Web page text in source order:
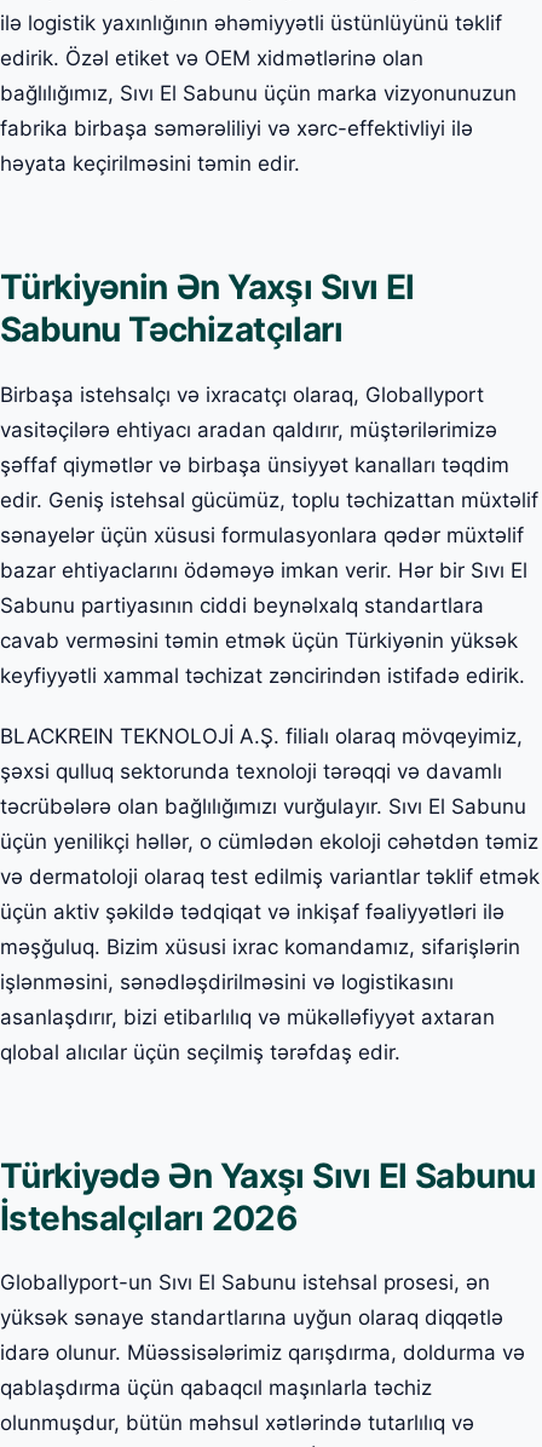
ilə logistik yaxınlığının əhəmiyyətli üstünlüyünü təklif
edirik. Özəl etiket və OEM xidmətlərinə olan
bağlılığımız, Sıvı El Sabunu üçün marka vizyonunuzun
fabrika birbaşa səmərəliliyi və xərc-effektivliyi ilə
həyata keçirilməsini təmin edir.
Türkiyənin Ən Yaxşı Sıvı El
Sabunu Təchizatçıları
Birbaşa istehsalçı və ixracatçı olaraq, Globallyport
vasitəçilərə ehtiyacı aradan qaldırır, müştərilərimizə
şəffaf qiymətlər və birbaşa ünsiyyət kanalları təqdim
edir. Geniş istehsal gücümüz, toplu təchizattan müxtəlif
sənayelər üçün xüsusi formulasyonlara qədər müxtəlif
bazar ehtiyaclarını ödəməyə imkan verir. Hər bir Sıvı El
Sabunu partiyasının ciddi beynəlxalq standartlara
cavab verməsini təmin etmək üçün Türkiyənin yüksək
keyfiyyətli xammal təchizat zəncirindən istifadə edirik.
BLACKREIN TEKNOLOJİ A.Ş. filialı olaraq mövqeyimiz,
şəxsi qulluq sektorunda texnoloji tərəqqi və davamlı
təcrübələrə olan bağlılığımızı vurğulayır. Sıvı El Sabunu
üçün yenilikçi həllər, o cümlədən ekoloji cəhətdən təmiz
və dermatoloji olaraq test edilmiş variantlar təklif etmək
üçün aktiv şəkildə tədqiqat və inkişaf fəaliyyətləri ilə
məşğuluq. Bizim xüsusi ixrac komandamız, sifarişlərin
işlənməsini, sənədləşdirilməsini və logistikasını
asanlaşdırır, bizi etibarlılıq və mükəlləfiyyət axtaran
qlobal alıcılar üçün seçilmiş tərəfdaş edir.
Türkiyədə Ən Yaxşı Sıvı El Sabunu
İstehsalçıları 2026
Globallyport-un Sıvı El Sabunu istehsal prosesi, ən
yüksək sənaye standartlarına uyğun olaraq diqqətlə
idarə olunur. Müəssisələrimiz qarışdırma, doldurma və
qablaşdırma üçün qabaqcıl maşınlarla təchiz
olunmuşdur, bütün məhsul xətlərində tutarlılıq və